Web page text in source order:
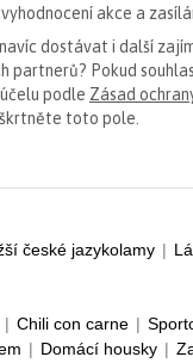
akce a
dostávat i další
partnerů? Pokud
podle Zásad
toto pole.
české jazykolamy |
| Chili con carne |
| Domácí housky |